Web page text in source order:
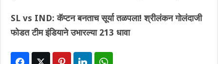
SL vs IND: कॅप्टन बनताच सूर्या तळपला! श्रीलंकन गोलंदाजी
फोडत टीम इंडियाने उभारल्या 213 धावा